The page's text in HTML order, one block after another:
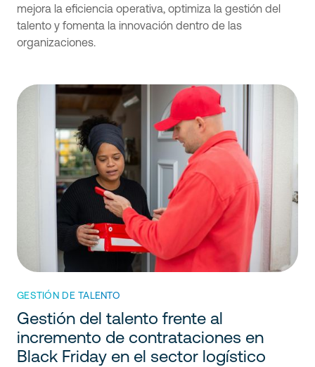
mejora la eficiencia operativa, optimiza la gestión del
talento y fomenta la innovación dentro de las
organizaciones.
GESTIÓN DE TALENTO
Gestión del talento frente al
incremento de contrataciones en
Black Friday en el sector logístico